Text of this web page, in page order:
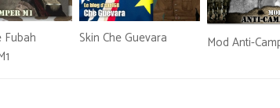
Fubah
Skin Che Guevara Mod Anti-